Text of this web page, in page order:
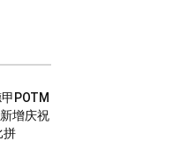
POTM
增庆祝
拼